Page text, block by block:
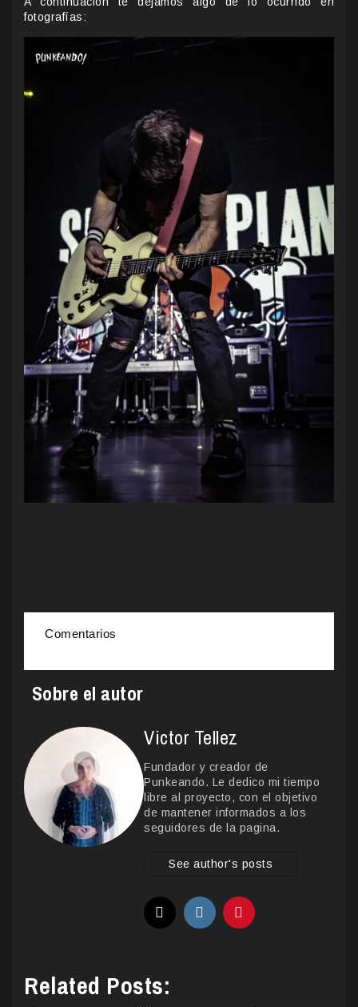
fotografías:
Comentarios
Sobre el autor
Victor Tellez
Fundador y creador de
Punkeando. Le dedico mi tiempo
libre al proyecto, con el objetivo
de mantener informados a los
seguidores de la pagina.
See author's posts
Related Posts: